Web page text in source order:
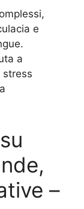
e
a
stress
–